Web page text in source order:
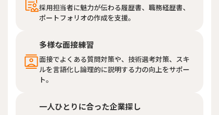
採用担当者に魅力が伝わる履歴書、職務経歴書、
ポートフォリオの作成を支援。
多様な面接練習
面接でよくある質問対策や、技術選考対策、スキ
ルを言語化し論理的に説明する力の向上をサポー
ト。
一人ひとりに合った企業探し